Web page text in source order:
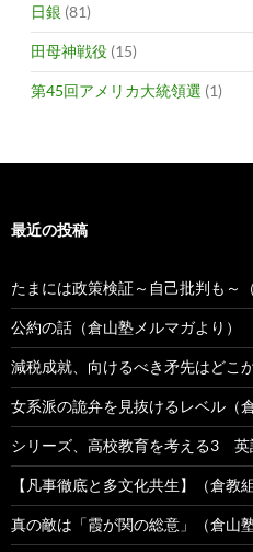
日銀 (81)
田母神戦役 (15)
第45回アメリカ大統領選 (1)
最近の投稿
たまには政策検証～自己批判も～
公約の話（倉山塾メルマガより）
減税成就、向けるべき矛先はどこ
女系派の詭弁を見抜けるレベル（
シリーズ、高校教育を考える3 英
【凡事徹底と多文化共生】（倉教
真の敵は「霞が関の総意」（倉山